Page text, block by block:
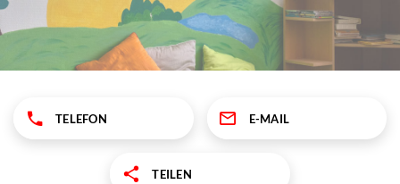
TELEFON E-MAIL
TEILEN